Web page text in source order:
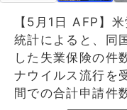
【5月1日 AFP】
統計によると、同
した失業保険の件
ナウイルス流行を
間での合計申請件